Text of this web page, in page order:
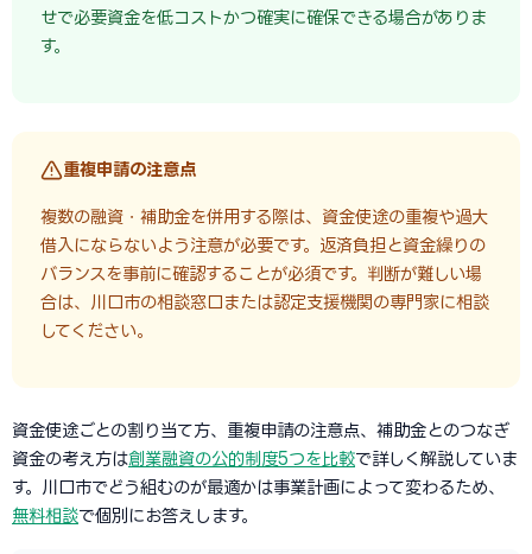
せで必要資金を低コストかつ確実に確保できる場合がありま
す。
重複申請の注意点
複数の融資・補助金を併用する際は、資金使途の重複や過大
借入にならないよう注意が必要です。返済負担と資金繰りの
バランスを事前に確認することが必須です。判断が難しい場
合は、川口市の相談窓口または認定支援機関の専門家に相談
してください。
資金使途ごとの割り当て方、重複申請の注意点、補助金とのつなぎ
資金の考え方は創業融資の公的制度5つを比較で詳しく解説していま
す。川口市でどう組むのが最適かは事業計画によって変わるため、
無料相談で個別にお答えします。